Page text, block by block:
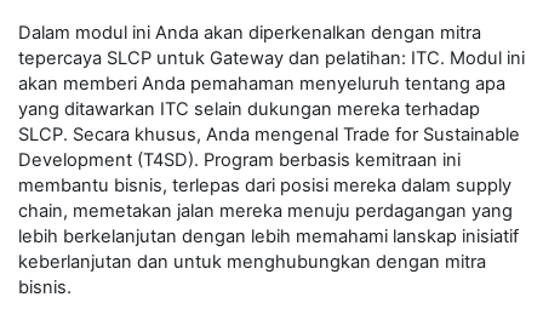
Dalam modul ini Anda akan diperkenalkan dengan mitra
tepercaya SLCP untuk Gateway dan pelatihan: ITC. Modul ini
akan memberi Anda pemahaman menyeluruh tentang apa
yang ditawarkan ITC selain dukungan mereka terhadap
SLCP. Secara khusus, Anda mengenal Trade for Sustainable
Development (T4SD). Program berbasis kemitraan ini
membantu bisnis, terlepas dari posisi mereka dalam supply
chain, memetakan jalan mereka menuju perdagangan yang
lebih berkelanjutan dengan lebih memahami lanskap inisiatif
keberlanjutan dan untuk menghubungkan dengan mitra
bisnis.